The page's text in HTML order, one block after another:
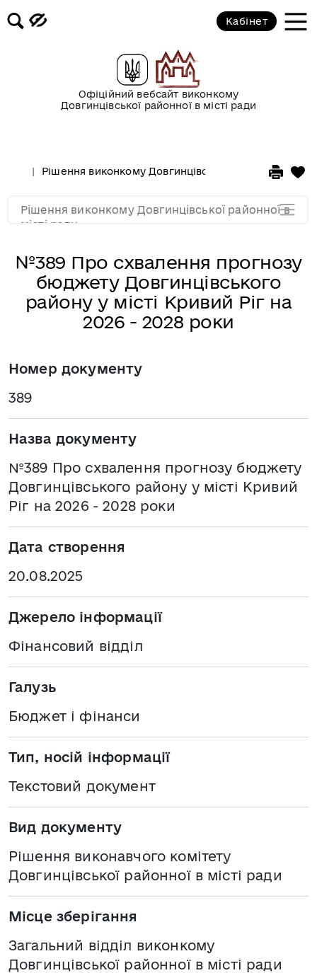
Офіційний вебсайт виконкому
Довгинцівської районної в місті ради
Кабінет
Рішення виконкому Довгинцівської районної в
№389 Про схвалення прогнозу
бюджету Довгинцівського
району у місті Кривий Ріг на
2026 - 2028 роки
Номер документу
389
Назва документу
№389 Про схвалення прогнозу бюджету
Довгинцівського району у місті Кривий
Ріг на 2026 - 2028 роки
Дата створення
20.08.2025
Джерело інформації
Фінансовий відділ
Галузь
Бюджет і фінанси
Тип, носій інформації
Текстовий документ
Вид документу
Рішення виконавчого комітету
Довгинцівської районної в місті ради
Місце зберігання
Загальний відділ виконкому
Довгинцівської районної в місті ради
Рішення виконкому Довгинцівської районної в
місті ради
2017 рік
2015 рік
2013 рік
2012 рік